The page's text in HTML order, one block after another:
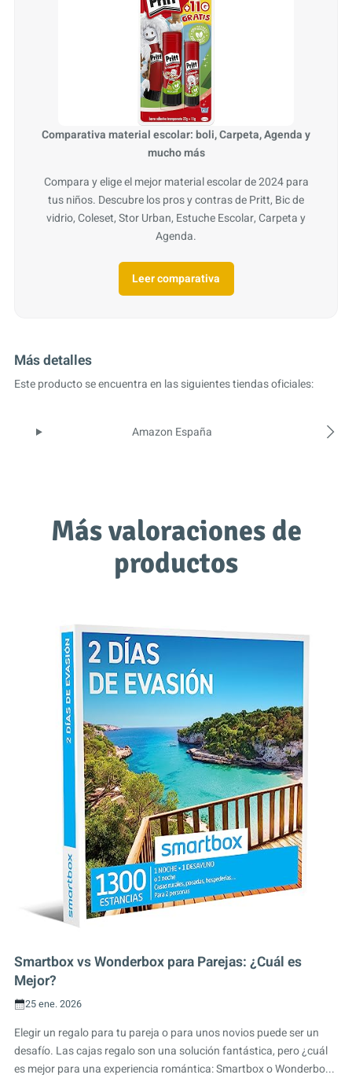
Comparativa material escolar: boli, Carpeta, Agenda y
mucho más
Compara y elige el mejor material escolar de 2024 para
tus niños. Descubre los pros y contras de Pritt, Bic de
vidrio, Coleset, Stor Urban, Estuche Escolar, Carpeta y
Agenda.
Leer comparativa
Más detalles
Este producto se encuentra en las siguientes tiendas oficiales:
Amazon España
Más valoraciones de
productos
Smartbox vs Wonderbox para Parejas: ¿Cuál es
Mejor?
25 ene. 2026
Elegir un regalo para tu pareja o para unos novios puede ser un
desafío. Las cajas regalo son una solución fantástica, pero ¿cuál
es mejor para una experiencia romántica: Smartbox o Wonderbo...